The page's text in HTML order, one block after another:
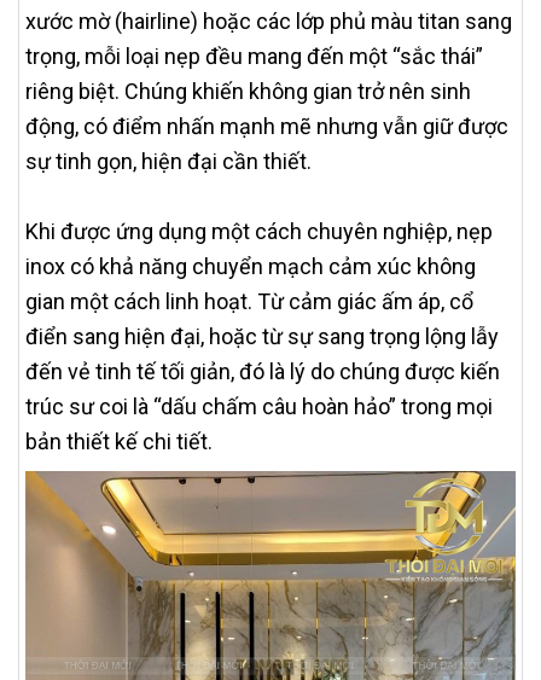
xước mờ (hairline) hoặc các lớp phủ màu titan sang
trọng, mỗi loại nẹp đều mang đến một “sắc thái”
riêng biệt. Chúng khiến không gian trở nên sinh
động, có điểm nhấn mạnh mẽ nhưng vẫn giữ được
sự tinh gọn, hiện đại cần thiết.
Khi được ứng dụng một cách chuyên nghiệp, nẹp
inox có khả năng chuyển mạch cảm xúc không
gian một cách linh hoạt. Từ cảm giác ấm áp, cổ
điển sang hiện đại, hoặc từ sự sang trọng lộng lẫy
đến vẻ tinh tế tối giản, đó là lý do chúng được kiến
trúc sư coi là “dấu chấm câu hoàn hảo” trong mọi
bản thiết kế chi tiết.